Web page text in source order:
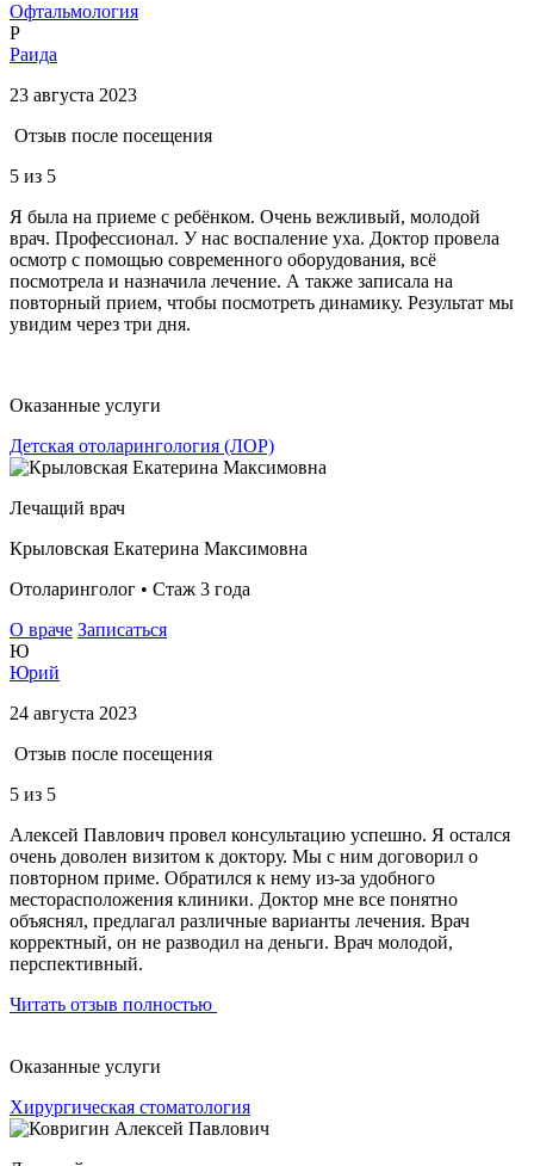
Офтальмология
Р
Раида
23 августа 2023
Отзыв после посещения
5 из 5
Я была на приеме с ребёнком. Очень вежливый, молодой
врач. Профессионал. У нас воспаление уха. Доктор провела
осмотр с помощью современного оборудования, всё
посмотрела и назначила лечение. А также записала на
повторный прием, чтобы посмотреть динамику. Результат мы
увидим через три дня.
Оказанные услуги
Детская отоларингология (ЛОР)
Лечащий врач
Крыловская Екатерина Максимовна
Отоларинголог • Стаж 3 года
О враче Записаться
Ю
Юрий
24 августа 2023
Отзыв после посещения
5 из 5
Алексей Павлович провел консультацию успешно. Я остался
очень доволен визитом к доктору. Мы с ним договорил о
повторном приме. Обратился к нему из-за удобного
месторасположения клиники. Доктор мне все понятно
объяснял, предлагал различные варианты лечения. Врач
корректный, он не разводил на деньги. Врач молодой,
перспективный.
Читать отзыв полностью
Оказанные услуги
Хирургическая стоматология